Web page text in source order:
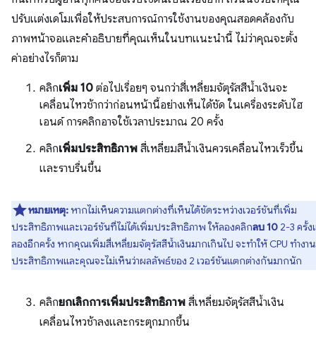
ปรับแต่งเดโมเพื่อให้ประสบการณ์การใช้งานของคุณสอดคล้องกับ
ภาพหน้าจอและคำอธิบายที่คุณเห็นในบทแนะนำนี้ ไม่ว่าคุณจะตั้ง
ค่าอย่างไรก็ตาม
คลิกเพิ่ม 10 ต่อไปเรื่อยๆ จนกว่าสี่เหลี่ยมจัตุรัสสีน้ำเงินจะ
เคลื่อนไหวช้ากว่าก่อนหน้านี้อย่างเห็นได้ชัด ในเครื่องระดับไฮ
เอนด์ การคลิกอาจใช้เวลาประมาณ 20 ครั้ง
คลิกเพิ่มประสิทธิภาพ สี่เหลี่ยมสีน้ำเงินควรเคลื่อนไหวเร็วขึ้น
และราบรื่นขึ้น
หมายเหตุ: หากไม่เห็นความแตกต่างที่เห็นได้ชัดระหว่างเวอร์ชันที่เพิ่ม
ประสิทธิภาพและเวอร์ชันที่ไม่ได้เพิ่มประสิทธิภาพ ให้ลองคลิกลบ 10 2-3 ครั้ง
ลองอีกครั้ง หากคุณเพิ่มสี่เหลี่ยมจัตุรัสสีน้ำเงินมากเกินไป จะทำให้ CPU ทำงา
ประสิทธิภาพและคุณจะไม่เห็นว่าผลลัพธ์ของ 2 เวอร์ชันแตกต่างกันมากนัก
คลิกยกเลิกการเพิ่มประสิทธิภาพ สี่เหลี่ยมจัตุรัสสีน้ำเงิน
เคลื่อนไหวช้าลงและกระตุกมากขึ้น